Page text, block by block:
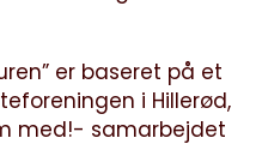
er baseret på et
i Hillerød,
med!- samarbejdet